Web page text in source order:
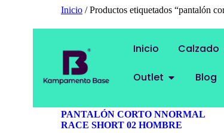
Inicio Calzado
Outlet Blog
Inicio / Productos etiquetados “pantalón
pantalón corto
Mostrando el único resultado
PANTALÓN CORTO NNORMAL
RACE SHORT 02 HOMBRE